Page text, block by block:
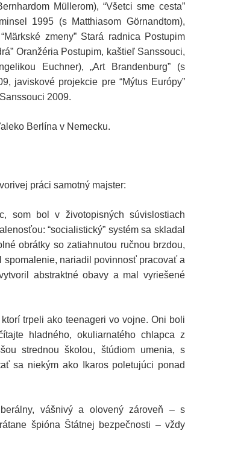
Müllerom), “Všetci sme cesta”
1995 (s Matthiasom Görnandtom),
zmeny” Stará radnica Postupim
Oranžéria Postupim, kaštieľ Sanssouci,
Euchner), „Art Brandenburg” (s
javiskové projekcie pre “Mýtus Európy”
2009.
Berlína v Nemecku.
práci samotný majster:
som bol v životopisných súvislostiach
“socialistický” systém sa skladal
obrátky so zatiahnutou ručnou brzdou,
nariadil povinnosť pracovať a
abstraktné obavy a mal vyriešené
trpeli ako teenageri vo vojne. Oni boli
hladného, okuliarnatého chlapca z
strednou školou, štúdiom umenia, s
sa niekým ako Ikaros poletujúci ponad
vášnivý a olovený zároveň – s
špióna Štátnej bezpečnosti – vždy